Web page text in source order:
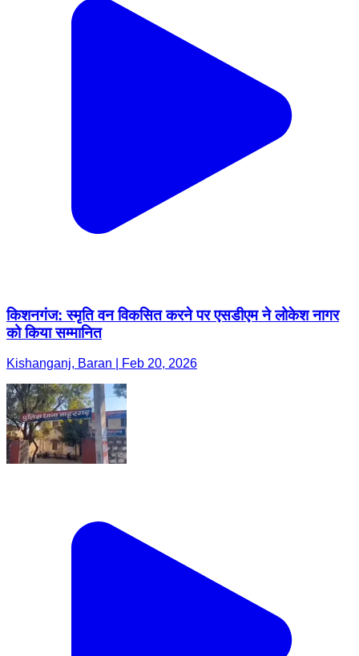
किशनगंज: स्मृति वन विकसित करने पर एसडीएम ने लोकेश नागर
को किया सम्मानित
Kishanganj, Baran | Feb 20, 2026